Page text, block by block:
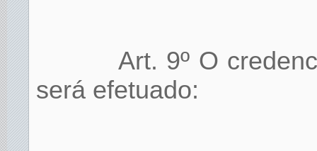
Art. 9º O
será efetuado: